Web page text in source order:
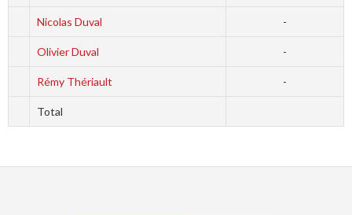
Nicolas Duval -
Olivier Duval -
Rémy Thériault -
Total